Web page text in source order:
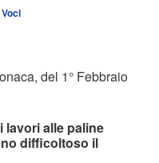
del 1° Febbraio
lavori alle paline
difficoltoso il